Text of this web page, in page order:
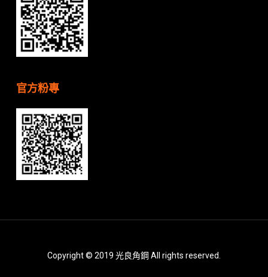
官方粉專
Copyright © 2019 光良角鋼 All rights reserved.